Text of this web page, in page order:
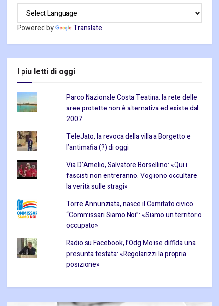
Powered by Translate
I piu letti di oggi
Parco Nazionale Costa Teatina: la rete delle
aree protette non è alternativa ed esiste dal
2007
TeleJato, la revoca della villa a Borgetto e
l’antimafia (?) di oggi
Via D’Amelio, Salvatore Borsellino: «Qui i
fascisti non entreranno. Vogliono occultare
la verità sulle stragi»
Torre Annunziata, nasce il Comitato civico
“Commissari Siamo Noi”: «Siamo un territorio
occupato»
Radio su Facebook, l’Odg Molise diffida una
presunta testata: «Regolarizzi la propria
posizione»